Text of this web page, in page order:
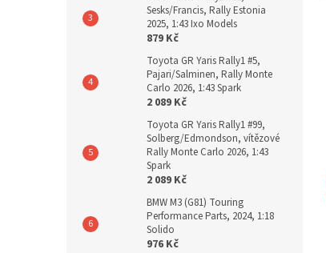
Sesks/Francis, Rally Estonia
2025, 1:43 Ixo Models
879 Kč
Toyota GR Yaris Rally1 #5,
Pajari/Salminen, Rally Monte
Carlo 2026, 1:43 Spark
2 089 Kč
Toyota GR Yaris Rally1 #99,
Solberg/Edmondson, vítězové
Rally Monte Carlo 2026, 1:43
Spark
2 089 Kč
BMW M3 (G81) Touring
Performance Parts, 2024, 1:18
Solido
976 Kč